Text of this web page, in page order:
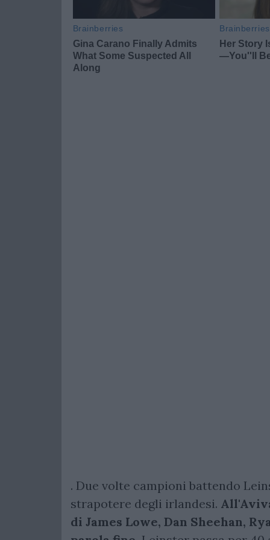
. Due volte campioni battendo
strapotere degli irlandesi.
di James Lowe, Dan Sheehan,